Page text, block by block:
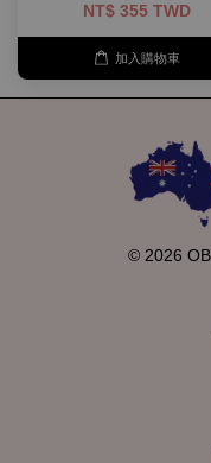
NT$ 355 TWD
加入購物車
© 2026